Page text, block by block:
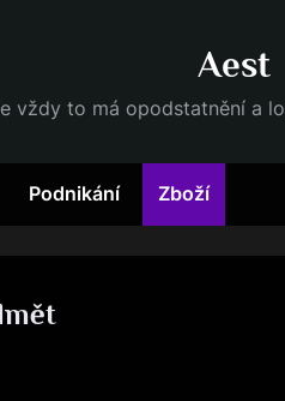
Aest
vždy to má opodstatnění a
Podnikání Zboží